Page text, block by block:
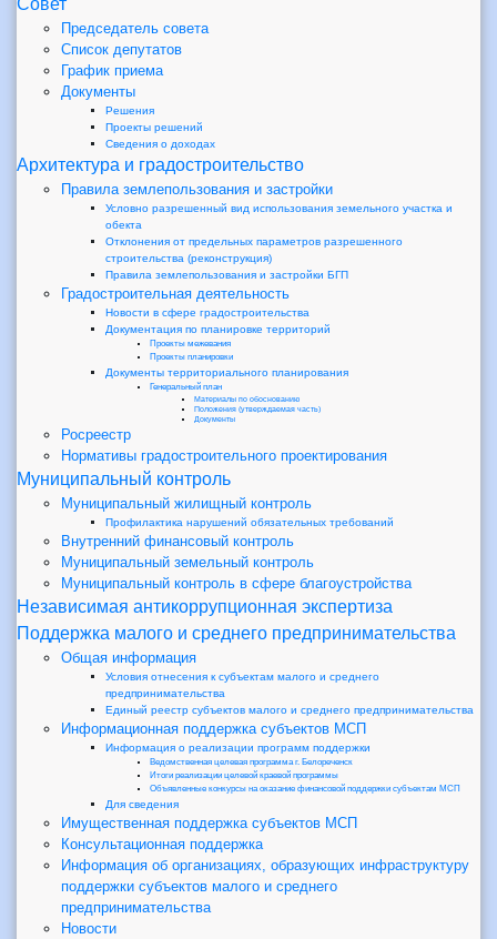
Председатель совета
Список депутатов
График приема
Документы
Решения
Проекты решений
Сведения о доходах
Архитектура и градостроительство
Правила землепользования и застройки
Условно разрешенный вид использования земельного участка и
обекта
Отклонения от предельных параметров разрешенного
строительства (реконструкция)
Правила землепользования и застройки БГП
Градостроительная деятельность
Новости в сфере градостроительства
Документация по планировке территорий
Проекты межевания
Проекты планировки
Документы территориального планирования
Генеральный план
Материалы по обоснованию
Положения (утверждаемая часть)
Документы
Росреестр
Нормативы градостроительного проектирования
Муниципальный контроль
Муниципальный жилищный контроль
Профилактика нарушений обязательных требований
Внутренний финансовый контроль
Муниципальный земельный контроль
Муниципальный контроль в сфере благоустройства
Независимая антикоррупционная экспертиза
Поддержка малого и среднего предпринимательства
Общая информация
Условия отнесения к субъектам малого и среднего
предпринимательства
Единый реестр субъектов малого и среднего предпринимательства
Информационная поддержка субъектов МСП
Информация о реализации программ поддержки
Ведомственная целевая программа г. Белореченск
Итоги реализации целевой краевой программы
Объявленные конкурсы на оказание финансовой поддержки субъектам МСП
Для сведения
Имущественная поддержка субъектов МСП
Консультационная поддержка
Информация об организациях, образующих инфраструктуру
поддержки субъектов малого и среднего
предпринимательства
Новости